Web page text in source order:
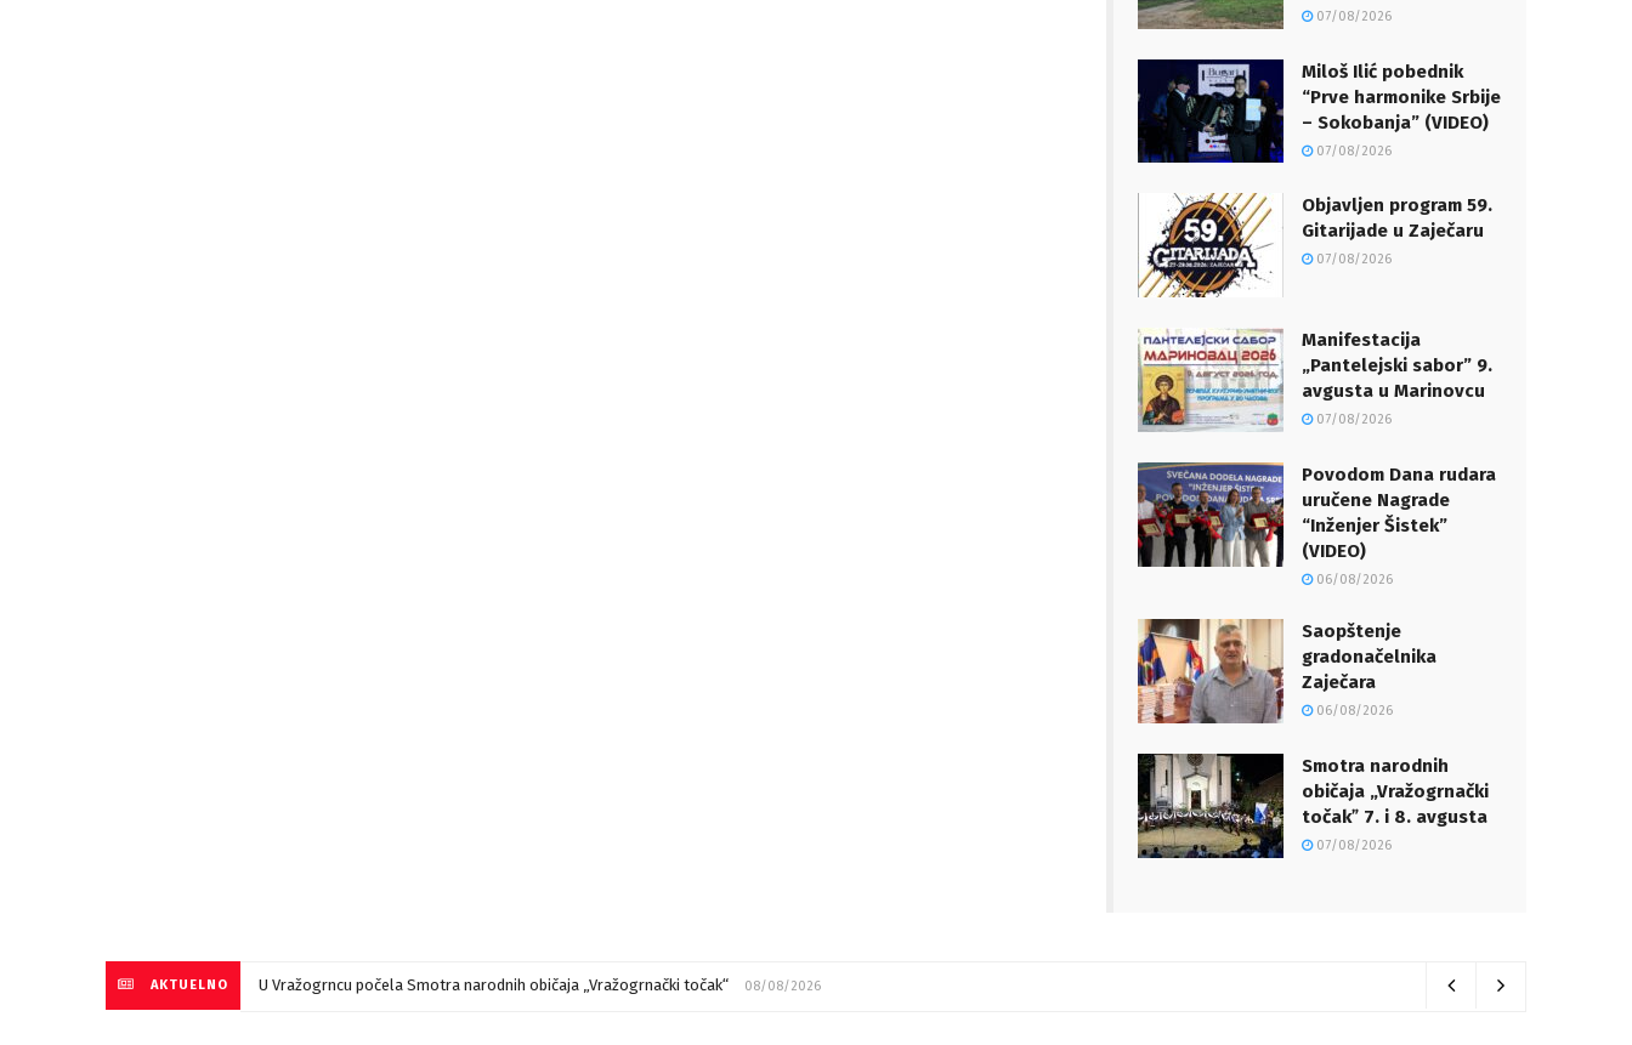
07/08/2026
Miloš Ilić pobednik
“Prve harmonike Srbije
– Sokobanja” (VIDEO)
07/08/2026
Objavljen program 59.
Gitarijade u Zaječaru
07/08/2026
Manifestacija
„Pantelejski sabor” 9.
avgusta u Marinovcu
07/08/2026
Povodom Dana rudara
uručene Nagrade
“Inženjer Šistek”
(VIDEO)
06/08/2026
Saopštenje
gradonačelnika
Zaječara
06/08/2026
Smotra narodnih
običaja „Vražogrnački
točakˮ 7. i 8. avgusta
07/08/2026
AKTUELNO U Vražogrncu počela Smotra narodnih običaja „Vražogrnački točak“ 08/08/2026